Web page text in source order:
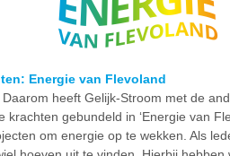
Energie van Flevoland
heeft Gelijk-Stroom met de
krachten gebundeld in ‘Energie van
om energie op te wekken. Als